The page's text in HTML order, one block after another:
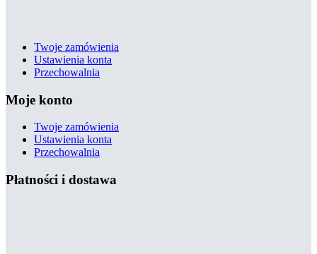
Twoje zamówienia
Ustawienia konta
Przechowalnia
Moje konto
Twoje zamówienia
Ustawienia konta
Przechowalnia
Płatności i dostawa